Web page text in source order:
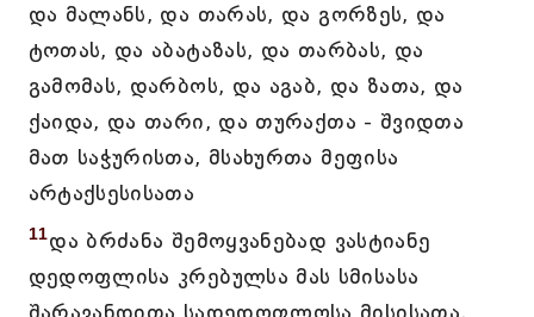
და მალანს, და თარას, და გორზეს, და
ტოთას, და აბატაზას, და თარბას, და
გამომას, დარბოს, და აგაბ, და ზათა, და
ქაიდა, და თარი, და თურაქთა - შვიდთა
მათ საჭურისთა, მსახურთა მეფისა
არტაქსესისათა
11და ბრძანა შემოყვანებად ვასტიანე
დედოფლისა კრებულსა მას სმისასა